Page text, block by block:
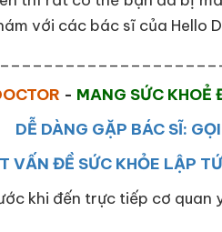
với các bác sĩ của Hello
- MANG SỨC KHOẺ
DỄ DÀNG GẶP BÁC SĨ:
VẤN ĐỀ SỨC KHỎE LẬP
khi đến trực tiếp cơ quan